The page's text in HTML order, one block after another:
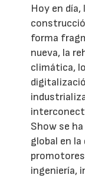
Hoy en
forma
nueva, la
climática,
Show se
global en
ingeniería,